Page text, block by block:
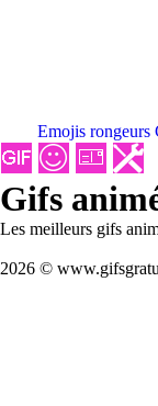
Emojis rongeurs
Gifs
Les meilleurs gifs
2026 ©